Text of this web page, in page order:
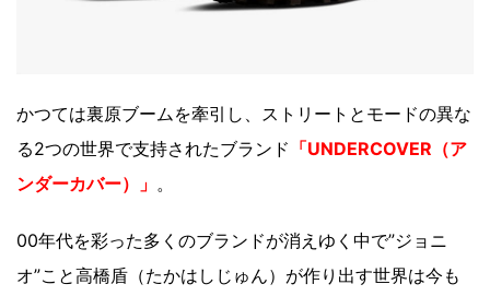
かつては裏原ブームを牽引し、ストリートとモードの異な
る2つの世界で支持されたブランド 「UNDERCOVER（ア
ンダーカバー）」 。
00年代を彩った多くのブランドが消えゆく中で”ジョニ
オ”こと高橋盾（たかはしじゅん）が作り出す世界は今も